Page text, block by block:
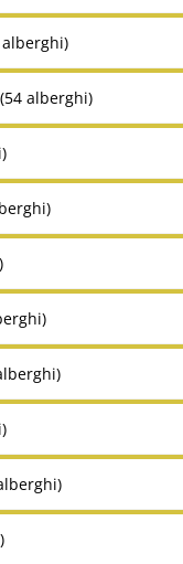
alberghi)
alberghi)